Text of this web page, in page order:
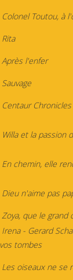
Colonel Toutou, à
Rita
Après l'enfer
Sauvage
Centaur
Willa et la passion
En chemin, elle
Dieu n'aime pas
Zoya, que le grand
Irena - Gerard
vos tombes
Les oiseaux ne se